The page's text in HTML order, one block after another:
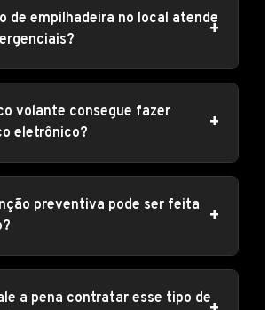
de empilhadeira no local atende
emergenciais?
volante consegue fazer
diagnóstico eletrônico?
preventiva pode ser feita
a pena contratar esse tipo de